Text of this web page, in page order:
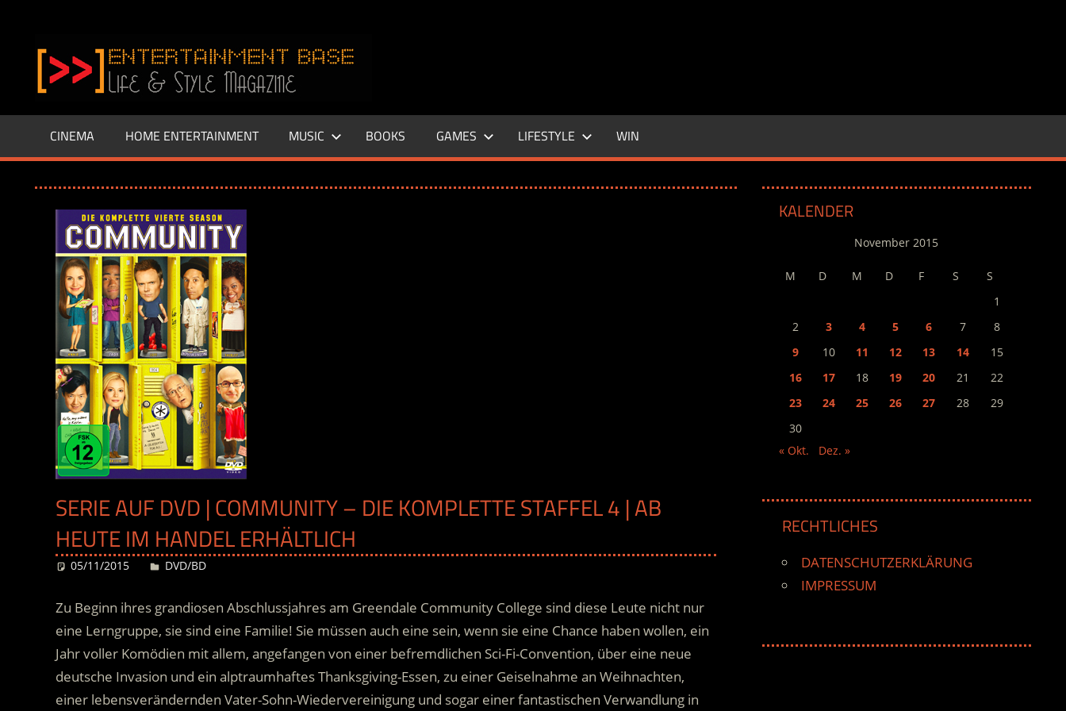
springen
–
LIFE
Base.de
CINEMA HOME ENTERTAINMENT MUSIC BOOKS GAMES LIFESTYLE WIN
SERIE AUF DVD | COMMUNITY – DIE KOMPLETTE STAFFEL 4 | AB
HEUTE IM HANDEL ERHÄLTLICH
05/11/2015 Desiree
DVD/BD
Zu Beginn ihres grandiosen Abschlussjahres am Greendale Community College sind diese Leute nicht nur
eine Lerngruppe, sie sind eine Familie! Sie müssen auch eine sein, wenn sie eine Chance haben wollen, ein
Jahr voller Komödien mit allem, angefangen von einer befremdlichen Sci-Fi-Convention, über eine neue
deutsche Invasion und ein alptraumhaftes Thanksgiving-Essen, zu einer Geiselnahme an Weihnachten,
einer lebensverändernden Vater-Sohn-Wiedervereinigung und sogar einer fantastischen Verwandlung in
KALENDER
November 2015
M D M D F S
S
1
2
3 4 5 6 7
8
9
10 11 12 13 14
15
16
17 18 19 20 21
22
23
24 25 26 27 28
29
30
« Okt.
Dez. »
RECHTLICHES
DATENSCHUTZERKLÄRUNG
IMPRESSUM